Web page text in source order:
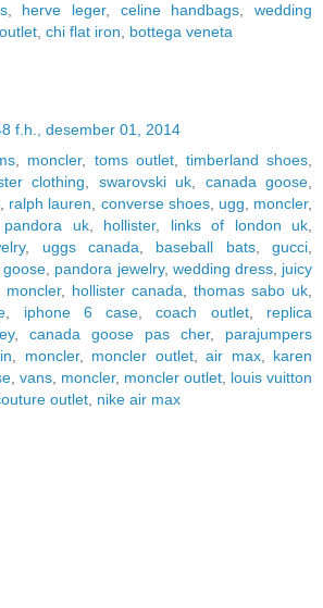
, herve leger, celine handbags ,wedding
chi flat iron
bottega veneta
f.h., desember 01, 2014
moncler, toms outlet, timberland shoes
clothing swarovski uk canada goose
ralph lauren converse shoes, ugg moncler,
pandora uk, hollister, links of london uk
, uggs canada baseball bats,gucci
pandora jewelry, wedding dress, juicy
moncler, hollister canada thomas sabo uk
iphone 6 case ,coach outlet, replica
, canada goose pas cher, parajumpers
moncler, moncler outlet,air max, karen
vans moncler, moncler outlet louis vuitton
outlet nike air max